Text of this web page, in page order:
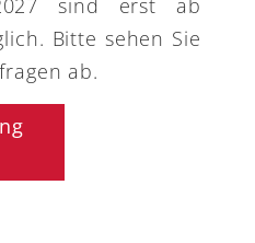
sind erst ab
Bitte sehen Sie
ab.